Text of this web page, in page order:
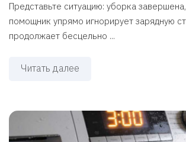
Представьте ситуацию: уборка
помощник упрямо игнорирует зарядную
продолжает бесцельно ...
Читать далее